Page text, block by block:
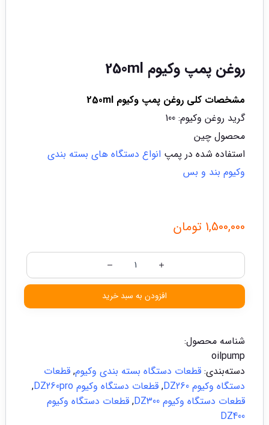
روغن پمپ وکیوم 250ml
مشخصات کلی روغن پمپ وکیوم 250ml
گرید روغن وکیوم: 100
محصول چین
استفاده شده در پمپ انواع دستگاه های بسته بندی
وکیوم بند و بس
1,500,000 تومان
افزودن به سبد خرید
شناسه محصول:
oilpump
دسته‌بندی: قطعات دستگاه بسته بندی وکیوم, قطعات
دستگاه وکیوم DZ260
, قطعات دستگاه وکیوم DZ260pro
,
قطعات دستگاه وکیوم DZ300
, قطعات دستگاه وکیوم
DZ400